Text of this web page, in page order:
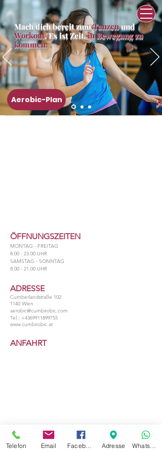
Mach dich bereit zumTanzenund
Workout. Es ist Zeit,in Bewegung zu
kommen.
Aerobic-Plan
ÖFFNUNGSZEITEN
MONTAG - FREITAG
8.00 - 23.00 UHR
​SAMSTAG - SONNTAG
​8.00 - 21.00 UHR
ADRESSE
Cumberlandstraße 102
1140 Wien
aerobic@cumbirobic.com
Tel.: +4369911899755
www.cumbirobic.at
ANFAHRT
© 2017 CUMBIROBIC FITNESS-STUDIO.
www.cumbirobic.at
Telefon Email Adresse